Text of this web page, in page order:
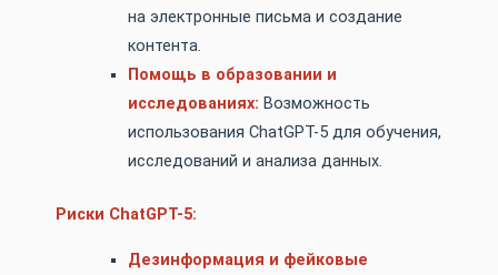
на электронные письма и создание
контента.
Помощь в образовании и
исследованиях: Возможность
использования ChatGPT-5 для обучения,
исследований и анализа данных.
Риски ChatGPT-5:
Дезинформация и фейковые